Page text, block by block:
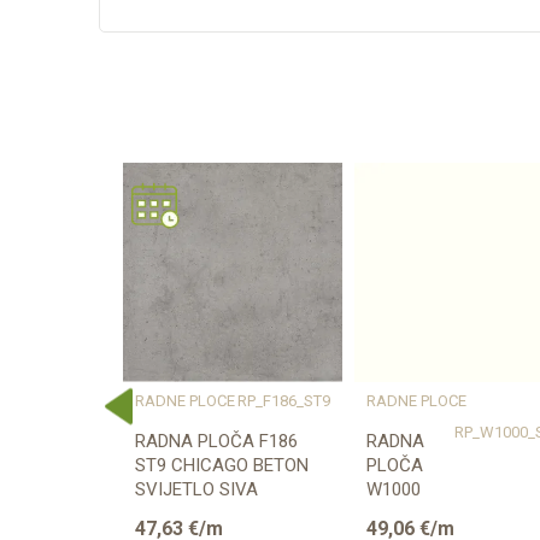
Debljina/Visina (mm)
Dekor
Vrsta materijala
Dužina (mm)
Širina (mm)
Naziv proizvođača
RADNE PLOČE RP_F186_ST9
RADNA PLOČA F186
ST9 CHICAGO BETON
SVIJETLO SIVA
47,63 €/m
RADNE PLOČE
RADNA
PLOČA
W1000
49,06 €/m